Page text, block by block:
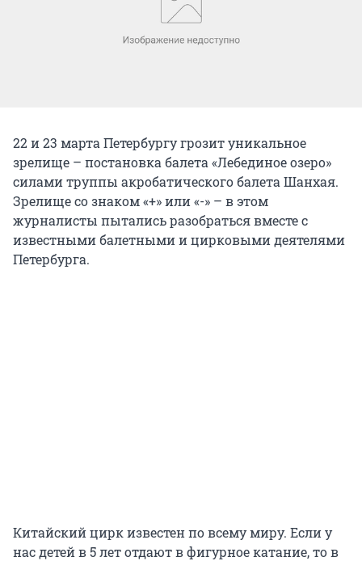
22 и 23 марта Петербургу грозит уникальное
зрелище – постановка балета «Лебединое озеро»
силами труппы акробатического балета Шанхая.
Зрелище со знаком «+» или «-» – в этом
журналисты пытались разобраться вместе с
известными балетными и цирковыми деятелями
Петербурга.
Китайский цирк известен по всему миру. Если у
нас детей в 5 лет отдают в фигурное катание, то в